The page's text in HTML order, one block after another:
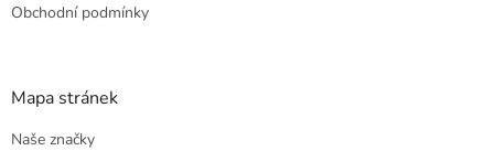
Obchodní podmínky
Mapa stránek
Naše značky